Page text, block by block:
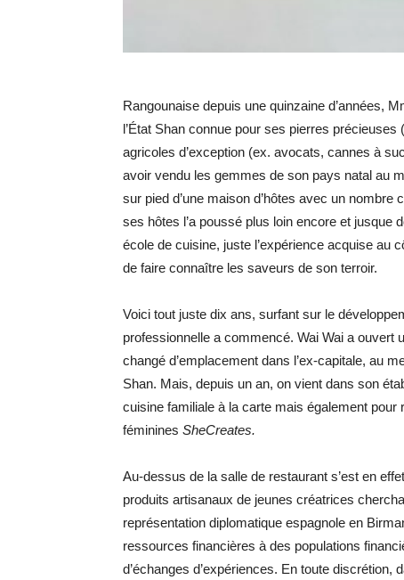
Rangounaise depuis une quinzaine d’années,
l’État Shan connue pour ses pierres
agricoles d’exception (ex. avocats, cannes à
avoir vendu les gemmes de son pays natal au
sur pied d’une maison d’hôtes avec un
ses hôtes l’a poussé plus loin encore et jusque
école de cuisine, juste l’expérience acquise au
de faire connaître les saveurs de son terroir.
Voici tout juste dix ans, surfant sur le
professionnelle a commencé. Wai Wai a ouvert
changé d’emplacement dans l’ex-capitale, au
Shan. Mais, depuis un an, on vient dans son
cuisine familiale à la carte mais également
féminines SheCreates.
Au-dessus de la salle de restaurant s’est en
produits artisanaux de jeunes créatrices
représentation diplomatique espagnole en
ressources financières à des populations
d’échanges d’expériences. En toute